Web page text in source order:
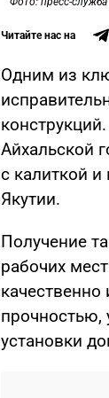
Читайте нас на
Одним из
Айхальской
с калиткой
Якутии.
Получение
рабочих
качественно
установки